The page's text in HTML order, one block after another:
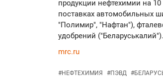
продукции нефтехимии на
поставках автомобильных
"Полимир", "Нафтан"),
удобрений ("Беларуськалий").
mrc.ru
#НЕФТЕХИМИЯ #ПЭВД #